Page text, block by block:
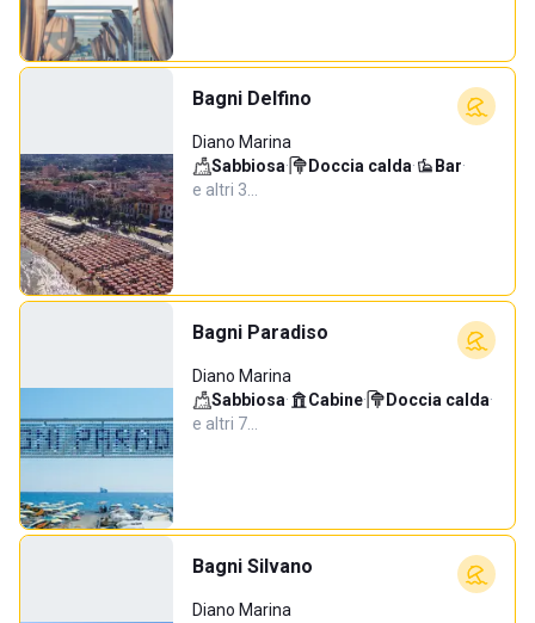
Bagni Delfino
Diano Marina
Sabbiosa· Doccia calda· Bar·
e altri 3…
Bagni Paradiso
Diano Marina
Sabbiosa· Cabine· Doccia calda·
e altri 7…
Bagni Silvano
Diano Marina